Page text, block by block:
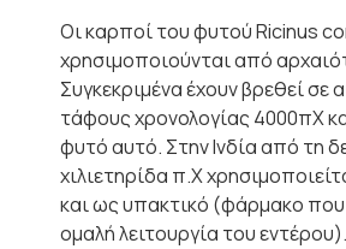
Οι καρποί του φυτού Ricinus
χρησιμοποιούνται από
Συγκεκριμένα έχουν βρεθεί σε
τάφους χρονολογίας 4000πΧ
φυτό αυτό. Στην Ινδία από τη
χιλιετηρίδα π.Χ
και ως υπακτικό (φάρμακο
ομαλή λειτουργία του εντέρου).